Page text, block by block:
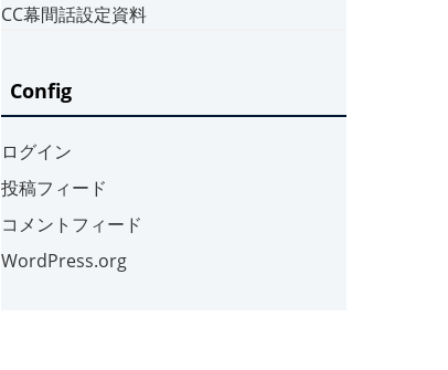
CC幕間話設定資料
Config
ログイン
投稿フィード
コメントフィード
WordPress.org